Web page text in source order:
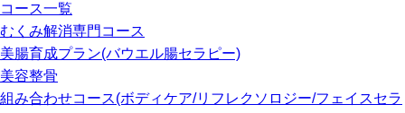
コース一覧
むくみ解消専門コース
美腸育成プラン(バウエル腸セラピー)
美容整骨
組み合わせコース(ボディケア/リフレクソロジー/フェイスセラ